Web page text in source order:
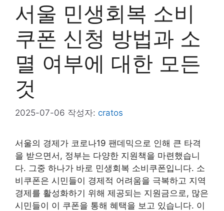
서울 민생회복 소비
쿠폰 신청 방법과 소
멸 여부에 대한 모든
것
2025-07-06 작성자: cratos
서울의 경제가 코로나19 팬데믹으로 인해 큰 타격
을 받으면서, 정부는 다양한 지원책을 마련했습니
다. 그중 하나가 바로 민생회복 소비쿠폰입니다. 소
비쿠폰은 시민들이 경제적 어려움을 극복하고 지역
경제를 활성화하기 위해 제공되는 지원금으로, 많은
시민들이 이 쿠폰을 통해 혜택을 보고 있습니다. 이